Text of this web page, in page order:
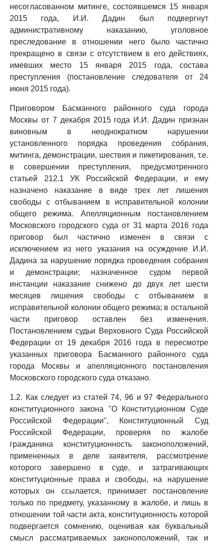
несогласованном митинге, состоявшемся 15 января
2015 года, И.И. Дадин был подвергнут
административному наказанию, уголовное
преследование в отношении него было частично
прекращено в связи с отсутствием в его действиях,
имевших место 15 января 2015 года, состава
преступления (постановление следователя от 24
июня 2015 года).
Приговором Басманного районного суда города
Москвы от 7 декабря 2015 года И.И. Дадин признан
виновным в неоднократном нарушении
установленного порядка проведения собрания,
митинга, демонстрации, шествия и пикетирования, т.е.
в совершении преступления, предусмотренного
статьей 212.1 УК Российской Федерации, и ему
назначено наказание в виде трех лет лишения
свободы с отбыванием в исправительной колонии
общего режима. Апелляционным постановлением
Московского городского суда от 31 марта 2016 года
приговор был частично изменен в связи с
исключением из него указания на осуждение И.И.
Дадина за нарушение порядка проведения собрания
и демонстрации; назначенное судом первой
инстанции наказание снижено до двух лет шести
месяцев лишения свободы с отбыванием в
исправительной колонии общего режима; в остальной
части приговор оставлен без изменения.
Постановлением судьи Верховного Суда Российской
Федерации от 19 декабря 2016 года в пересмотре
указанных приговора Басманного районного суда
города Москвы и апелляционного постановления
Московского городского суда отказано.
1.2. Как следует из статей 74, 96 и 97 Федерального
конституционного закона "О Конституционном Суде
Российской Федерации", Конституционный Суд
Российской Федерации, проверяя по жалобе
гражданина конституционность законоположений,
примененных в деле заявителя, рассмотрение
которого завершено в суде, и затрагивающих
конституционные права и свободы, на нарушение
которых он ссылается, принимает постановление
только по предмету, указанному в жалобе, и лишь в
отношении той части акта, конституционность которой
подвергается сомнению, оценивая как буквальный
смысл рассматриваемых законоположений, так и